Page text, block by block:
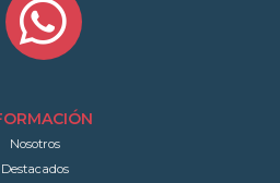
Nosotros
Destacados